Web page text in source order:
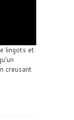
lingots et
creusant